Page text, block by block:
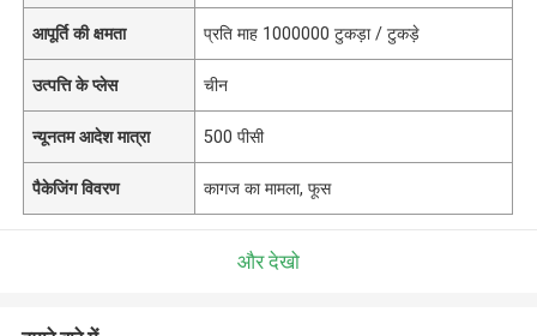
आपूर्ति की क्षमता प्रति माह 1000000 टुकड़ा / टुकड़े
उत्पत्ति के प्लेस चीन
न्यूनतम आदेश मात्रा 500 पीसी
पैकेजिंग विवरण कागज का मामला, फूस
और देखो